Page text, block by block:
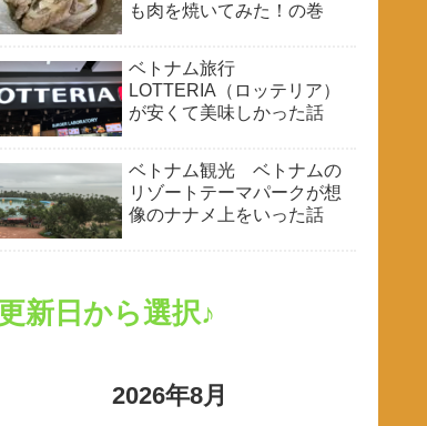
も肉を焼いてみた！の巻
ベトナム旅行
LOTTERIA（ロッテリア）
が安くて美味しかった話
ベトナム観光 ベトナムの
リゾートテーマパークが想
像のナナメ上をいった話
新日から選択♪
2026年8月